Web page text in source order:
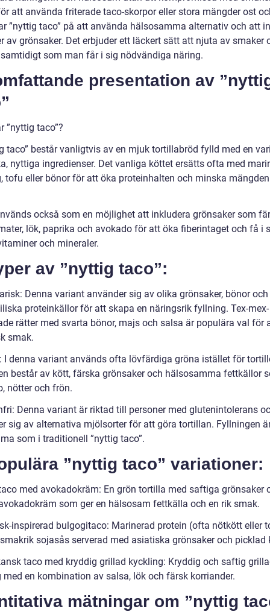
att använda friterade taco-skorpor eller stora mängder ost
”nyttig taco” på att använda hälsosamma alternativ och att
av grönsaker. Det erbjuder ett läckert sätt att njuta av smaker
som man får i sig nödvändiga näring.
presentation av
”nyttig taco”?
taco” består vanligtvis av en mjuk tortillabröd fylld med en
nyttiga ingredienser. Det vanliga köttet ersätts ofta med
tofu eller bönor för att öka proteinhalten och minska
också som en möjlighet att inkludera grönsaker som
lök, paprika och avokado för att öka fiberintaget och få i
och mineraler.
av ”nyttig taco”:
Denna variant använder sig av olika grönsaker, bönor och
proteinkällor för att skapa en näringsrik fyllning. Tex-mex-
rätter med svarta bönor, majs och salsa är populära val för
smak.
I denna variant används ofta lövfärdiga gröna istället för
består av kött, färska grönsaker och hälsosamma fettkällor
nötter och frön.
Denna variant är riktad till personer med glutenintolerans
sig av alternativa mjölsorter för att göra tortillan. Fyllningen
som i traditionell ”nyttig taco”.
”nyttig taco” variationer:
med avokadokräm: En grön tortilla med saftiga grönsaker
som ger en hälsosam fettkälla och en rik smak.
inspirerad bulgogitaco: Marinerad protein (ofta nötkött eller
sojasås serverad med asiatiska grönsaker och picklad
taco med kryddig grillad kyckling: Kryddig och saftig
med en kombination av salsa, lök och färsk korriander.
mätningar om ”nyttig